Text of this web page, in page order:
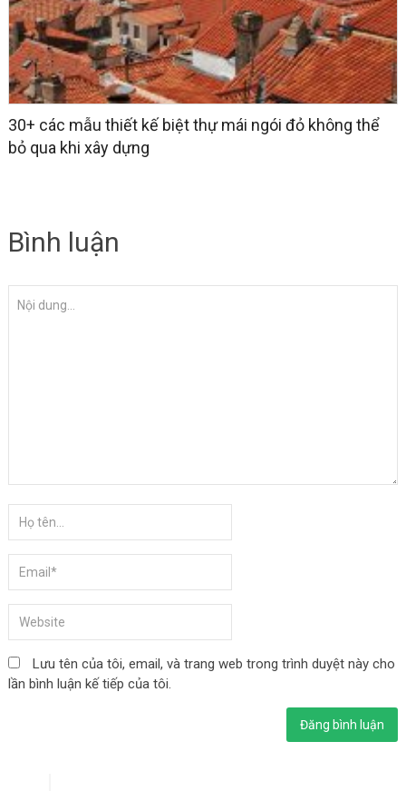
30+ các mẫu thiết kế biệt thự mái ngói đỏ không thể
bỏ qua khi xây dựng
Bình luận
Lưu tên của tôi, email, và trang web trong trình duyệt này cho
lần bình luận kế tiếp của tôi.